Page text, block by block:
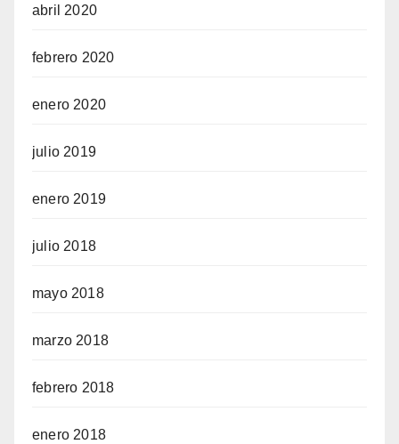
abril 2020
febrero 2020
enero 2020
julio 2019
enero 2019
julio 2018
mayo 2018
marzo 2018
febrero 2018
enero 2018